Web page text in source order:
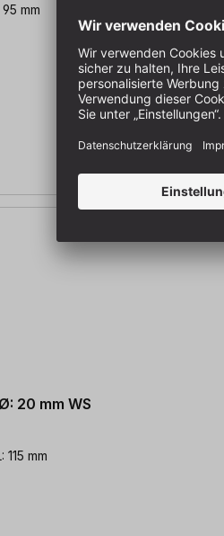
mm
20 mm WS
mm